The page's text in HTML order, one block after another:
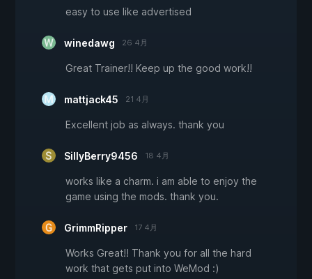
easy to use like advertised
winedawg 26 4月
Great Trainer!! Keep up the good work!!
mattjack45 21 4月
Excellent job as always. thank you
SillyBerry9456 18 4月
works like a charm. i am able to enjoy the
game using the mods. thank you.
GrimmRipper 17 4月
Works Great!! Thank you for all the hard
work that gets put into WeMod :)